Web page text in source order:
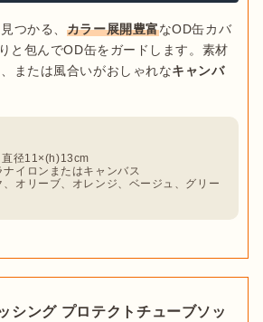
つかる、 カラー展開豊富なOD缶カバ
と包んでOD缶をガードします。素材
、または風合いがおしゃれなキャンバ
径11×(h)13cm
イロンまたはキャンバス
、オリーブ、オレンジ、ベージュ、グリー
シング プロテクトチューブソッ